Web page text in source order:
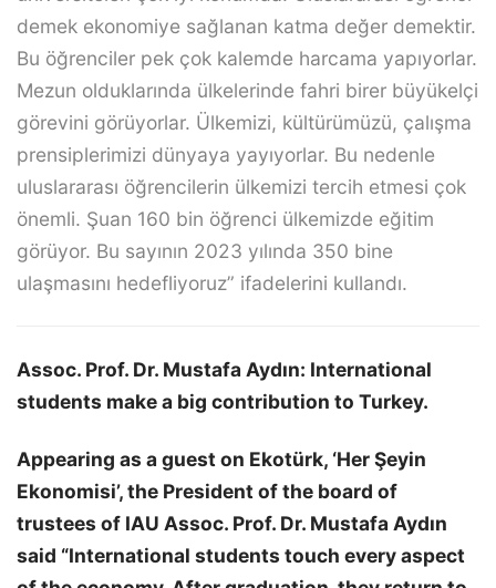
demek ekonomiye sağlanan katma değer demektir.
Bu öğrenciler pek çok kalemde harcama yapıyorlar.
Mezun olduklarında ülkelerinde fahri birer büyükelçi
görevini görüyorlar. Ülkemizi, kültürümüzü, çalışma
prensiplerimizi dünyaya yayıyorlar. Bu nedenle
uluslararası öğrencilerin ülkemizi tercih etmesi çok
önemli. Şuan 160 bin öğrenci ülkemizde eğitim
görüyor. Bu sayının 2023 yılında 350 bine
ulaşmasını hedefliyoruz” ifadelerini kullandı.
Assoc. Prof. Dr. Mustafa Aydın: International
students make a big contribution to Turkey.
Appearing as a guest on Ekotürk, ‘Her Şeyin
Ekonomisi’, the President of the board of
trustees of IAU Assoc. Prof. Dr. Mustafa Aydın
said “International students touch every aspect